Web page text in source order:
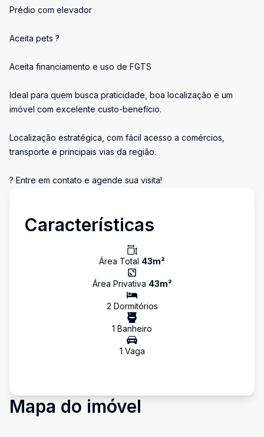
Prédio com elevador
Aceita pets ?
Aceita financiamento e uso de FGTS
Ideal para quem busca praticidade, boa localização e um
imóvel com excelente custo-benefício.
Localização estratégica, com fácil acesso a comércios,
transporte e principais vias da região.
? Entre em contato e agende sua visita!
Características
Área Total 43m²
Área Privativa 43m²
2 Dormitórios
1 Banheiro
1 Vaga
Mapa do imóvel